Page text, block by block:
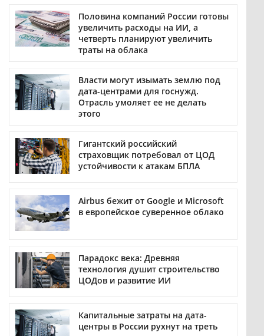
Половина компаний России готовы
увеличить расходы на ИИ, а
четверть планируют увеличить
траты на облака
Власти могут изымать землю под
дата-центрами для госнужд.
Отрасль умоляет ее не делать
этого
Гигантский российский
страховщик потребовал от ЦОД
устойчивости к атакам БПЛА
Airbus бежит от Google и Microsoft
в европейское суверенное облако
Парадокс века: Древняя
технология душит строительство
ЦОДов и развитие ИИ
Капитальные затраты на дата-
центры в России рухнут на треть